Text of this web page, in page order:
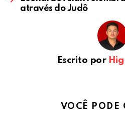
através do Judô
Escrito por
VOCÊ PODE